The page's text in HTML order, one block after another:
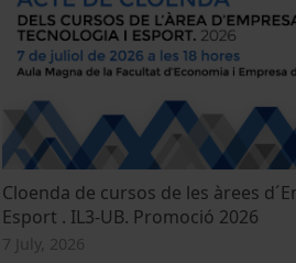
Cloenda de cursos de les àrees
Esport . IL3-UB. Promoció 2026
7 July, 2026